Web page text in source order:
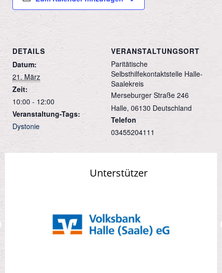
DETAILS
Datum:
21. März
Zeit:
10:00 - 12:00
Veranstaltung-Tags:
Dystonie
VERANSTALTUNGSORT
Paritätische
Selbsthilfekontaktstelle Halle-
Saalekreis
Merseburger Straße 246
Halle, 06130 Deutschland
Telefon
03455204111
Unterstützer